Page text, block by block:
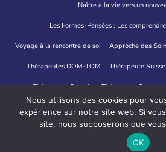
Naître à la vie vers un
Les Formes-Pensées : Les
Voyage à la rencontre de soi Approche des
Thérapeutes DOM-TOM Thérapeute Suisse
Thérapeute Canada Thérapeute Espagne
Thérapeutes Italie
Crédit Photo
Nous utilisons des cookies pour
expérience sur notre site web. Si
site, nous supposerons que
OK